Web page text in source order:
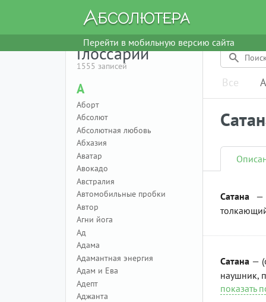
Перейти в мобильную версию сайта
Глоссарий
1555 записей
А
Аборт
Абсолют
Абсолютная любовь
Абхазия
Аватар
Авокадо
Австралия
Автомобильные пробки
Автор
Агни йога
Ад
Адама
Адамантная энергия
Адам и Ева
Адепт
Аджанта
Все А
Сатана —
Сатана —
наушник,
показать